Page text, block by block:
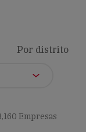
Por distrito
Empresas